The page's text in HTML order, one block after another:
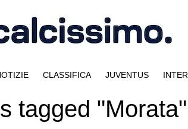
CLASSIFICA JUVENTUS INTER
tagged "Morata"